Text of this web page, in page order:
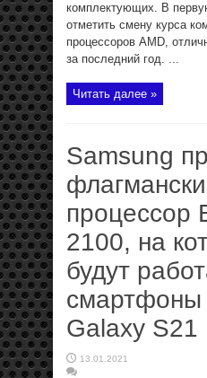
комплектующих. В
отметить смену курса
процессоров AMD,
за последний год. ...
Читать далее »
Samsung
процессор
2100, на
будут
смартфоны
Galaxy S21
13.01.2021